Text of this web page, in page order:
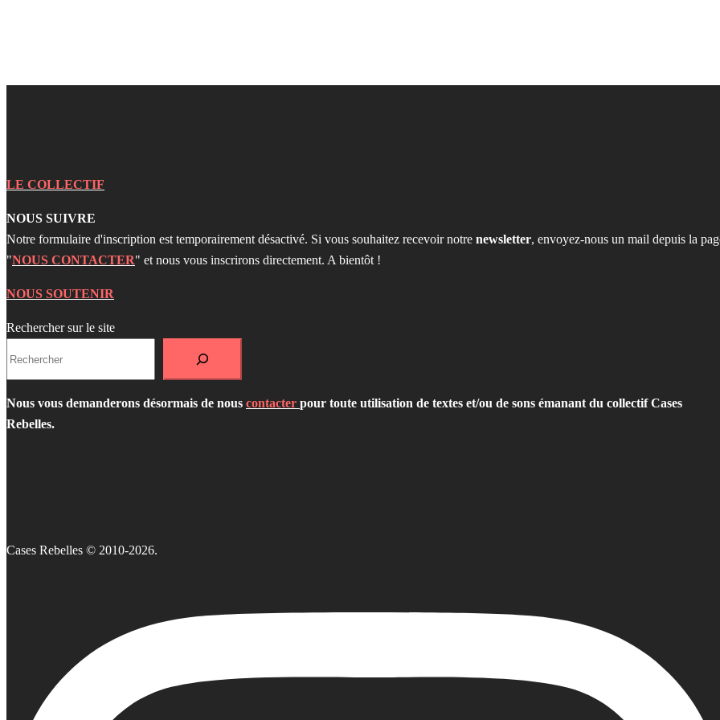
LE COLLECTIF
NOUS SUIVRE
Notre formulaire d'inscription est temporairement désactivé. Si vous souhaitez recevoir notre newsletter, envoyez-nous un mail depuis la
"NOUS CONTACTER" et nous vous inscrirons directement. A bientôt !
NOUS SOUTENIR
Rechercher sur le site
Nous vous demanderons désormais de nous contacter pour toute utilisation de textes et/ou de sons émanant du collectif Cases
Rebelles.
Cases Rebelles © 2010-2026.